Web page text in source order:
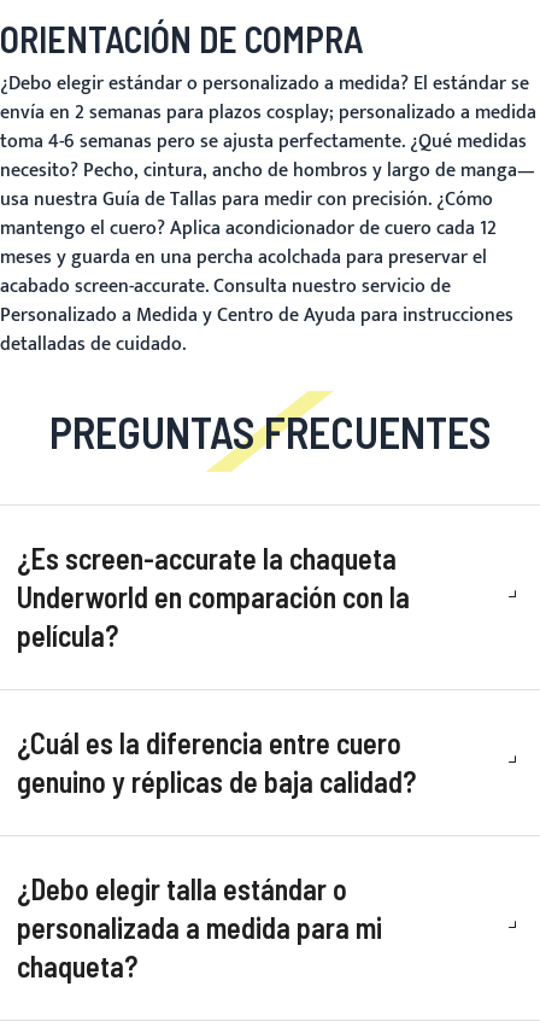
ORIENTACIÓN DE COMPRA
¿Debo elegir estándar o personalizado a medida?El estándar se
envía en 2 semanas para plazos cosplay; personalizado a medida
toma 4-6 semanas pero se ajusta perfectamente.¿Qué medidas
necesito?Pecho, cintura, ancho de hombros y largo de manga—
usa nuestraGuía de Tallas para medir con precisión.¿Cómo
mantengo el cuero?Aplica acondicionador de cuero cada 12
meses y guarda en una percha acolchada para preservar el
acabado screen-accurate. Consulta nuestro servicio de
Personalizado a MedidayCentro de Ayuda para instrucciones
detalladas de cuidado.
PREGUNTAS FRECUENTES
¿Es screen-accurate la chaqueta
Underworld en comparación con la
película?
¿Cuál es la diferencia entre cuero
genuino y réplicas de baja calidad?
¿Debo elegir talla estándar o
personalizada a medida para mi
chaqueta?